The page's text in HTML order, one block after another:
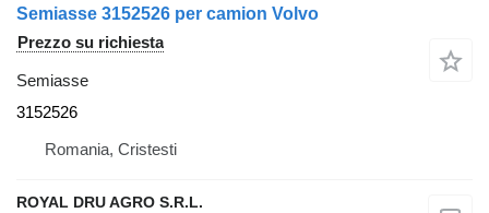
Semiasse 3152526 per camion Volvo
Prezzo su richiesta
Semiasse
3152526
Romania, Cristesti
ROYAL DRU AGRO S.R.L.